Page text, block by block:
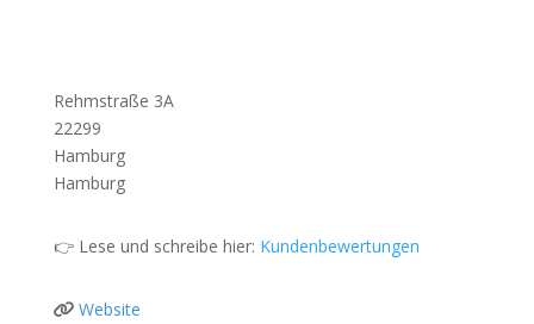
Rehmstraße 3A
22299
Hamburg
Hamburg
👉 Lese und schreibe hier: Kundenbewertungen
Website